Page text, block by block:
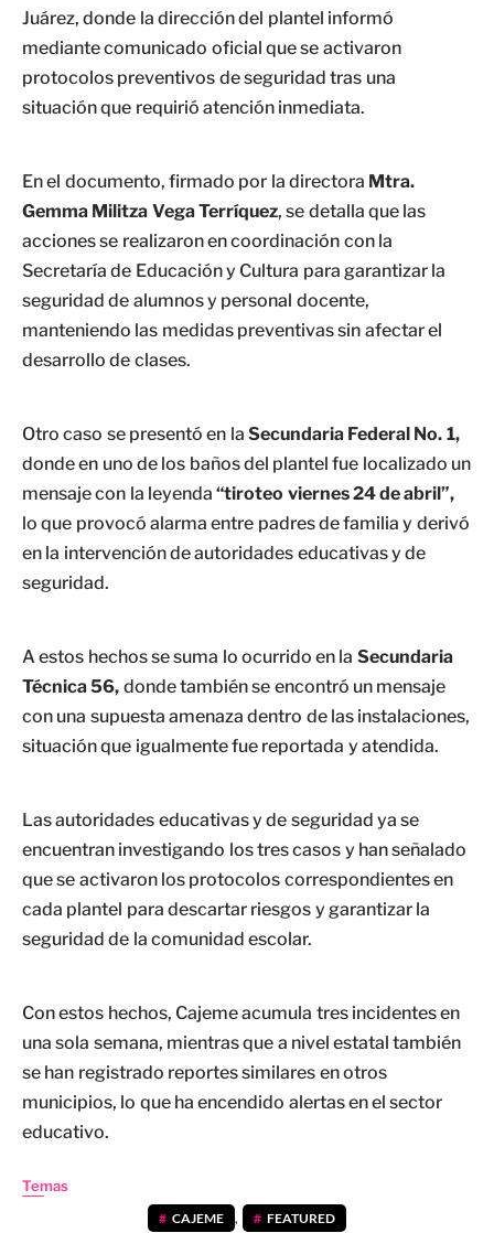
Juárez, donde la dirección del plantel informó
mediante comunicado oficial que se activaron
protocolos preventivos de seguridad tras una
situación que requirió atención inmediata.
En el documento, firmado por la directora Mtra.
Gemma Militza Vega Terríquez, se detalla que las
acciones se realizaron en coordinación con la
Secretaría de Educación y Cultura para garantizar la
seguridad de alumnos y personal docente,
manteniendo las medidas preventivas sin afectar el
desarrollo de clases.
Otro caso se presentó en la Secundaria Federal No. 1,
donde en uno de los baños del plantel fue localizado un
mensaje con la leyenda “tiroteo viernes 24 de abril”,
lo que provocó alarma entre padres de familia y derivó
en la intervención de autoridades educativas y de
seguridad.
A estos hechos se suma lo ocurrido en la Secundaria
Técnica 56, donde también se encontró un mensaje
con una supuesta amenaza dentro de las instalaciones,
situación que igualmente fue reportada y atendida.
Las autoridades educativas y de seguridad ya se
encuentran investigando los tres casos y han señalado
que se activaron los protocolos correspondientes en
cada plantel para descartar riesgos y garantizar la
seguridad de la comunidad escolar.
Con estos hechos, Cajeme acumula tres incidentes en
una sola semana, mientras que a nivel estatal también
se han registrado reportes similares en otros
municipios, lo que ha encendido alertas en el sector
educativo.
Temas
CAJEME , FEATURED